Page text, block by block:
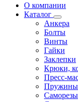
О компании
Каталог
Анкера
Болты
Винты
Гайки
Заклепки
Крюки,
Пресс-
Пружины
Саморезы